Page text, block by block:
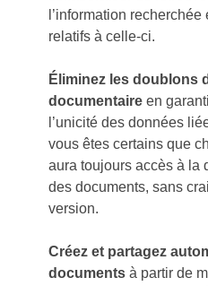
l’information
relatifs à celle-ci.
Éliminez les doublons
documentaire en
l’unicité des données
vous êtes certains que
aura toujours accès à la
des documents, sans
version.
Créez et partagez
documents à partir de